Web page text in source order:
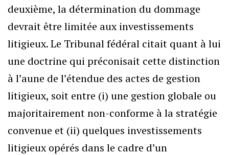
deuxième, la détermination du dommage
devrait être limitée aux investissements
litigieux. Le Tribunal fédéral citait quant à lui
une doctrine qui préconisait cette distinction
à l’aune de l’étendue des actes de gestion
litigieux, soit entre (i) une gestion globale ou
majoritairement non-conforme à la stratégie
convenue et (ii) quelques investissements
litigieux opérés dans le cadre d’un